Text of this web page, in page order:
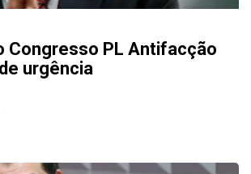
Congresso PL Antifacção
urgência